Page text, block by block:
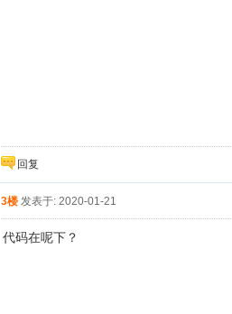
回复
3楼 发表于: 2020-01-21
代码在呢下？